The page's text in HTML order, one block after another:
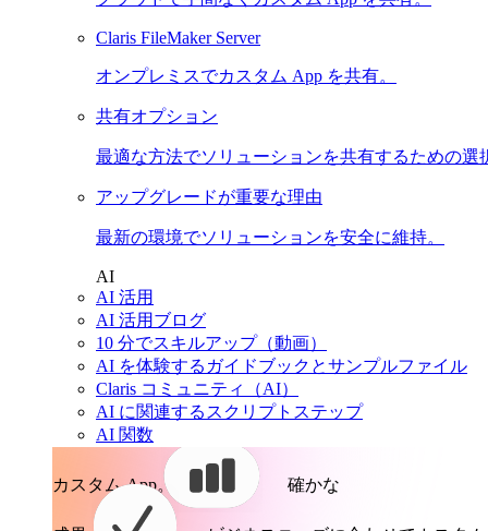
Claris FileMaker Server
オンプレミスでカスタム App を共有。
共有オプション
最適な方法でソリューションを共有するための選
アップグレードが重要な理由
最新の環境でソリューションを安全に維持。
AI
AI 活用
AI 活用ブログ
10 分でスキルアップ（動画）
AI を体験するガイドブックとサンプルファイル
Claris コミュニティ（AI）
AI に関連するスクリプトステップ
AI 関数
カスタム App。 確かな